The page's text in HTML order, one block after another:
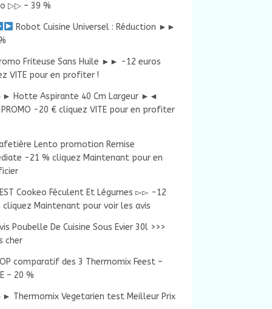
▷▷ – 39 %
Robot Cuisine Universel : Réduction ►►
Friteuse Sans Huile ►► -12 euros
VITE pour en profiter !
Hotte Aspirante 40 Cm Largeur ►◄
PROMO -20 € cliquez VITE pour en profiter
Lento promotion Remise
-21 % cliquez Maintenant pour en
Cookeo Féculent Et Légumes ▻▻ -12
cliquez Maintenant pour voir les avis
Poubelle De Cuisine Sous Evier 30l >>>
cher
comparatif des 3 Thermomix Feest –
– 20 %
Thermomix Vegetarien test Meilleur Prix